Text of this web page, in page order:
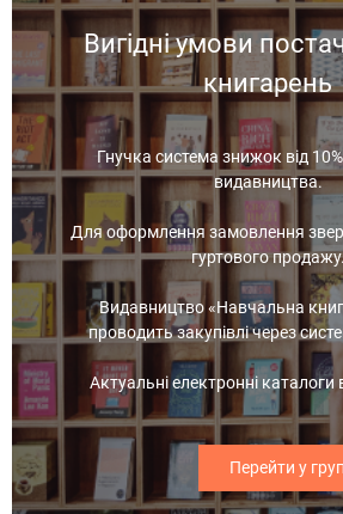
Вигідні умови
книгарень
Гнучка система знижок від 10%
видавництва.
Для оформлення замовлення
гуртового
Видавництво «Навчальна
проводить закупівлі через
Актуальні електронні
Перейти у